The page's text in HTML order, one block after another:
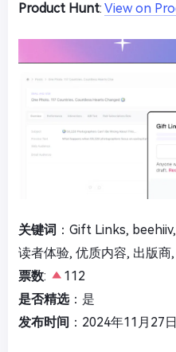
Product Hunt: View on
关键词 ：Gift Links,
读者体验, 优质内容, 出版商
票数:
112
是否精选：是
发布时间 ：2024年11月27